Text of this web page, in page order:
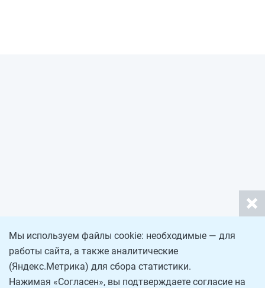
Мы используем файлы cookie: необходимые — для
работы сайта, а также аналитические
(Яндекс.Метрика) для сбора статистики.
Нажимая «Согласен», вы подтверждаете согласие на